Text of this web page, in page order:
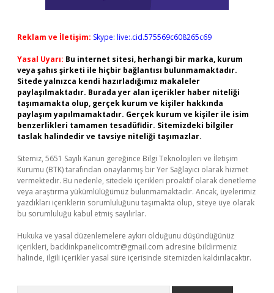
Reklam ve İletişim: Skype: live:.cid.575569c608265c69
Yasal Uyarı: Bu internet sitesi, herhangi bir marka, kurum
veya şahıs şirketi ile hiçbir bağlantısı bulunmamaktadır.
Sitede yalnızca kendi hazırladığımız makaleler
paylaşılmaktadır. Burada yer alan içerikler haber niteliği
taşımamakta olup, gerçek kurum ve kişiler hakkında
paylaşım yapılmamaktadır. Gerçek kurum ve kişiler ile isim
benzerlikleri tamamen tesadüfidir. Sitemizdeki bilgiler
taslak halindedir ve tavsiye niteliği taşımazlar.
Sitemiz, 5651 Sayılı Kanun gereğince Bilgi Teknolojileri ve İletişim
Kurumu (BTK) tarafından onaylanmış bir Yer Sağlayıcı olarak hizmet
vermektedir. Bu nedenle, sitedeki içerikleri proaktif olarak denetleme
veya araştırma yükümlülüğümüz bulunmamaktadır. Ancak, üyelerimiz
yazdıkları içeriklerin sorumluluğunu taşımakta olup, siteye üye olarak
bu sorumluluğu kabul etmiş sayılırlar.
Hukuka ve yasal düzenlemelere aykırı olduğunu düşündüğünüz
içerikleri, backlinkpanelicomtr@gmail.com adresine bildirmeniz
halinde, ilgili içerikler yasal süre içerisinde sitemizden kaldırılacaktır.